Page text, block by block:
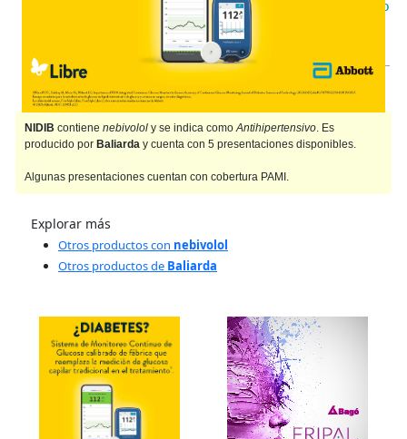
Cobertura Monto Fijo
NIDIB contiene nebivolol y se indica comoAntihipertensivo. Es
producido por Baliarda y cuenta con 5 presentaciones disponibles.
Algunas presentaciones cuentan con cobertura PAMI.
Explorar más
Otros productos con nebivolol
Otros productos de Baliarda